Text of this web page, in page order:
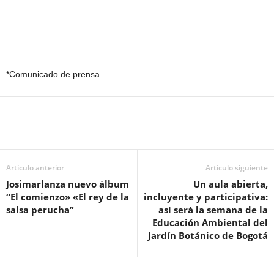
*Comunicado de prensa
Artículo anterior
Josimarlanza nuevo álbum
“El comienzo» «El rey de la
salsa perucha”
Artículo siguiente
Un aula abierta,
incluyente y participativa:
así será la semana de la
Educación Ambiental del
Jardín Botánico de Bogotá